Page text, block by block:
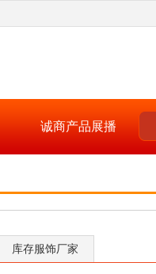
诚商产品展播
库存服饰厂家